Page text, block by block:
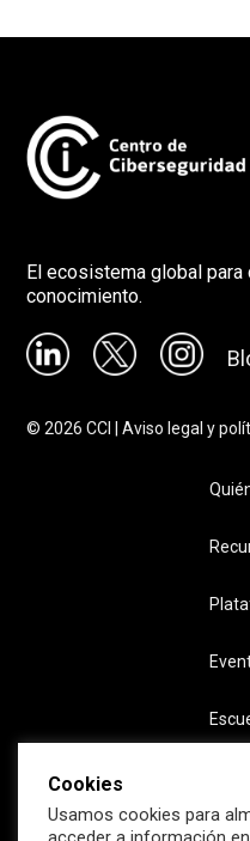
El ecosistema global
conocimiento.
©2026 CCI |Aviso legal y
Cookies
Usamos cookies para